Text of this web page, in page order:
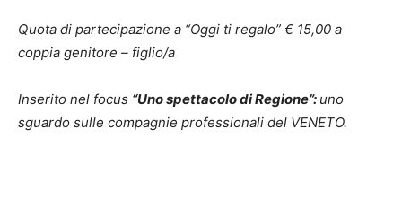
Quota di partecipazione a “Oggi ti regalo” € 15,00 a
coppia genitore – figlio/a
Inserito nel focus “Uno spettacolo di Regione”: uno
sguardo sulle compagnie professionali del VENETO.